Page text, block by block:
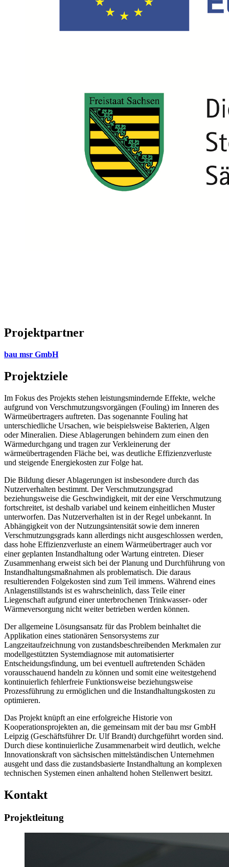
Projektpartner
bau msr GmbH
Projektziele
Im Fokus des Projekts stehen leistungsmindernde Effekte, welche
aufgrund von Verschmutzungsvorgängen (Fouling) im Inneren des
Wärmeübertragers auftreten. Das sogenannte Fouling hat
unterschiedliche Ursachen, wie beispielsweise Bakterien, Algen
oder Mineralien. Diese Ablagerungen behindern zum einen den
Wärmedurchgang und tragen zur Verkleinerung der
wärmeübertragenden Fläche bei, was deutliche Effizienzverluste
und steigende Energiekosten zur Folge hat.
Die Bildung dieser Ablagerungen ist insbesondere durch das
Nutzerverhalten bestimmt. Der Verschmutzungsgrad
beziehungsweise die Geschwindigkeit, mit der eine Verschmutzung
fortschreitet, ist deshalb variabel und keinem einheitlichen Muster
unterworfen. Das Nutzerverhalten ist in der Regel unbekannt. In
Abhängigkeit von der Nutzungsintensität sowie dem inneren
Verschmutzungsgrads kann allerdings nicht ausgeschlossen werden,
dass hohe Effizienzverluste an einem Wärmeübertrager auch vor
einer geplanten Instandhaltung oder Wartung eintreten. Dieser
Zusammenhang erweist sich bei der Planung und Durchführung von
Instandhaltungsmaßnahmen als problematisch. Die daraus
resultierenden Folgekosten sind zum Teil immens. Während eines
Anlagenstillstands ist es wahrscheinlich, dass Teile einer
Liegenschaft aufgrund einer unterbrochenen Trinkwasser- oder
Wärmeversorgung nicht weiter betrieben werden können.
Der allgemeine Lösungsansatz für das Problem beinhaltet die
Applikation eines stationären Sensorsystems zur
Langzeitaufzeichnung von zustandsbeschreibenden Merkmalen zur
modellgestützten Systemdiagnose mit automatisierter
Entscheidungsfindung, um bei eventuell auftretenden Schäden
vorausschauend handeln zu können und somit eine weitestgehend
kontinuierlich fehlerfreie Funktionsweise beziehungsweise
Prozessführung zu ermöglichen und die Instandhaltungskosten zu
optimieren.
Das Projekt knüpft an eine erfolgreiche Historie von
Kooperationsprojekten an, die gemeinsam mit der bau msr GmbH
Leipzig (Geschäftsführer Dr. Ulf Brandt) durchgeführt worden sind.
Durch diese kontinuierliche Zusammenarbeit wird deutlich, welche
Innovationskraft von sächsischen mittelständischen Unternehmen
ausgeht und dass die zustandsbasierte Instandhaltung an komplexen
technischen Systemen einen anhaltend hohen Stellenwert besitzt.
Kontakt
Projektleitung